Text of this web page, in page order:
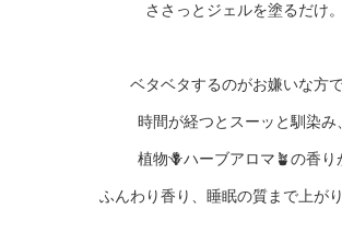
ささっとジェルを塗るだけ。
ベタベタするのがお嫌いな方
時間が経つとスーッと馴染み
植物🪻ハーブアロマ🪴の香り
ふんわり香り、睡眠の質まで上がり